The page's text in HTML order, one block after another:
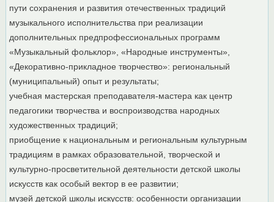
пути сохранения и развития отечественных традиций
музыкального исполнительства при реализации
дополнительных предпрофессиональных программ
«Музыкальный фольклор», «Народные инструменты»,
«Декоративно-прикладное творчество»: региональный
(муниципальный) опыт и результаты;
учебная мастерская преподавателя-мастера как центр
педагогики творчества и воспроизводства народных
художественных традиций;
приобщение к национальным и региональным культурным
традициям в рамках образовательной, творческой и
культурно-просветительной деятельности детской школы
искусств как особый вектор в ее развитии;
музей детской школы искусств: особенности организации